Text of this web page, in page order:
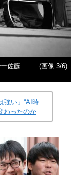
佐藤
(画像 3/6)
強い」“AI時
わったのか